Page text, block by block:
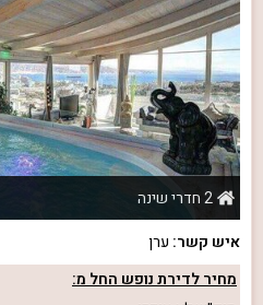
2 חדרי שינה
איש קשר: ערן
מחיר לדירת נופש החל מ: